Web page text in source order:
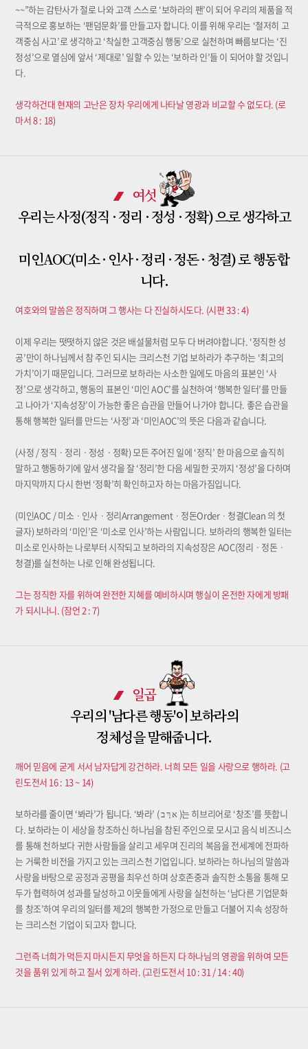
~~”하는 감탄사가 절로 나와 고객 스스로 ‘보하라의 팬’이 되어 우리의 제품을 적
극적으로 홍보하는 ‘팬덤문화’를 만들고자 합니다. 이를 위해 우리는 ‘철저히 고
객중심 사고’로 생각하고 ‘착실한 고객중심 행동’으로 실천하며 빠름보다는 ‘진
정성’으로 열심에 앞서 ‘제대로’ 일할 수 있는 ‘보하라 인’들 이 되어야 할 것입니
다.
생각하건대 현재의 고난은 장차 우리에게 나타날 영광과 비교할 수 없도다. (로
마서 8 : 18)
여섯
우리는 사정(정직 · 정리 · 정성 · 정확) 으로 생각하고
미인AOC(미소 · 인사 · 정리 · 정돈 · 청결) 로 행동합
니다.
여호와의 말씀은 정직하며 그 행사는 다 진실하시도다. (시편 33 : 4)
이제 우리는 떳떳하지 않은 것은 배설물처럼 모두 다 버려야합니다. ‘정직한 성
공’만이 하나님께서 참 주인 되시는 크리스천 기업 보하라가 추구하는 ‘최고의
가치’이기 때문입니다. 그러므로 보하라는 사소한 일에도 마음의 표본인 ‘사
정’으로 생각하고, 행동의 표본인 ‘미인 AOC’를 실천하여 ‘행복한 일터’를 만들
고 나아가 ‘지속성장’이 가능한 좋은 습관을 만들어 나가야 합니다. 좋은 습관을
통해 행복한 일터를 만드는 ‘사정’과 ‘미인AOC’의 뜻은 다음과 같습니다.
(사정 / 정직ㆍ정리ㆍ정성ㆍ정확) 모든 주어진 일에 ‘정직’ 한 마음으로 솔직히
말하고 행동하기에 앞서 생각을 잘 ‘정리’한 다음 세밀한 곳까지 ‘정성’을 다하며
마지막까지 다시 한번 ‘정확’히 확인하고자 하는 마음가짐입니다.
(미인AOC / 미소ㆍ인사ㆍ정리Arrangementㆍ정돈Orderㆍ청결Clean 의 첫
글자) 보하라의 ‘미인’은 ‘미소로 인사’하는 사람입니다. 보하라의 행복한 일터는
미소로 인사하는 나로부터 시작되고 보하라의 지속성장은 AOC(정리ㆍ정돈ㆍ
청결)를 실천하는 나로 인해 완성됩니다.
그는 정직한 자를 위하여 완전한 지혜를 예비하시며 행실이 온전한 자에게 방패
가 되시나니. (잠언 2 : 7)
일곱
우리의 '남다른 행동'이 보하라의
정체성을 말해줍니다.
깨어 믿음에 굳게 서서 남자답게 강건하라. 너희 모든 일을 사랑으로 행하라. (고
린도전서 16 : 13 ~ 14)
보하라를 줄이면 ‘봐라’가 됩니다. ‘봐라’ ( א רָּ ב )는 히브리어로 ‘창조’를 뜻합니
다. 보하라는 이 세상을 창조하신 하나님을 참된 주인으로 모시고 음식 비즈니스
를 통해 천하보다 귀한 사람들을 살리고 세우며 진리의 복음을 전세계에 전파하
는 거룩한 비전을 가지고 있는 크리스천 기업입니다. 보하라는 하나님의 말씀과
사랑을 바탕으로 공정과 공평을 최우선 하며 상호존중과 솔직한 소통을 통해 모
두가 협력하여 성과를 달성하고 이웃들에게 사랑을 실천하는 ‘남다른 기업문화
를 창조’하여 우리의 일터를 제2의 행복한 가정으로 만들고 더불어 지속 성장하
는 크리스천 기업이 되고자 합니다.
그런즉 너희가 먹든지 마시든지 무엇을 하든지 다 하나님의 영광을 위하여 모든
것을 품위 있게 하고 질서 있게 하라. (고린도전서 10 : 31 / 14 : 40)